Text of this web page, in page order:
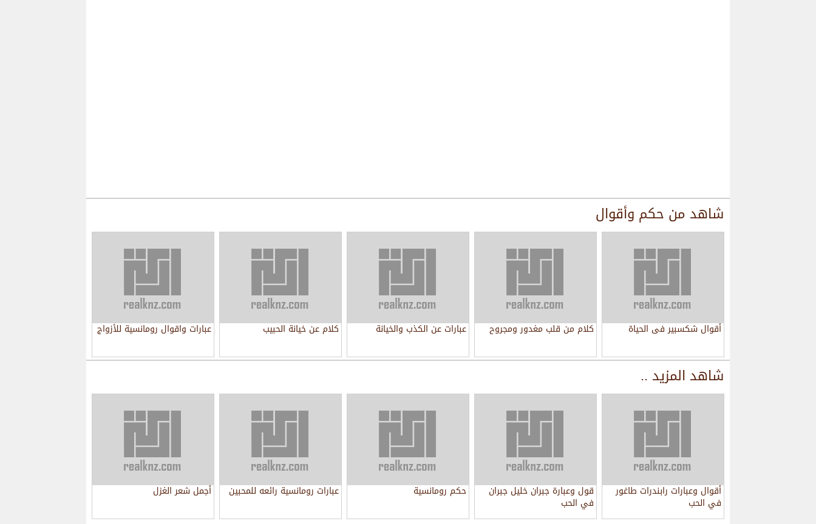
شاهد من حكم وأقوال
أقوال شكسبير فى الحياة كلام من قلب مغدور ومجروح عبارات عن الكذب والخيانة كلام عن خيانة الحبيب عبارات واقوال رومانسية للأزواج
شاهد المزيد ..
أقوال وعبارات رابندرات طاغور
في الحب
قول وعبارة جبران خليل جبران
في الحب
حكم رومانسية عبارات رومانسية رائعه للمحبين أجمل شعر الغزل